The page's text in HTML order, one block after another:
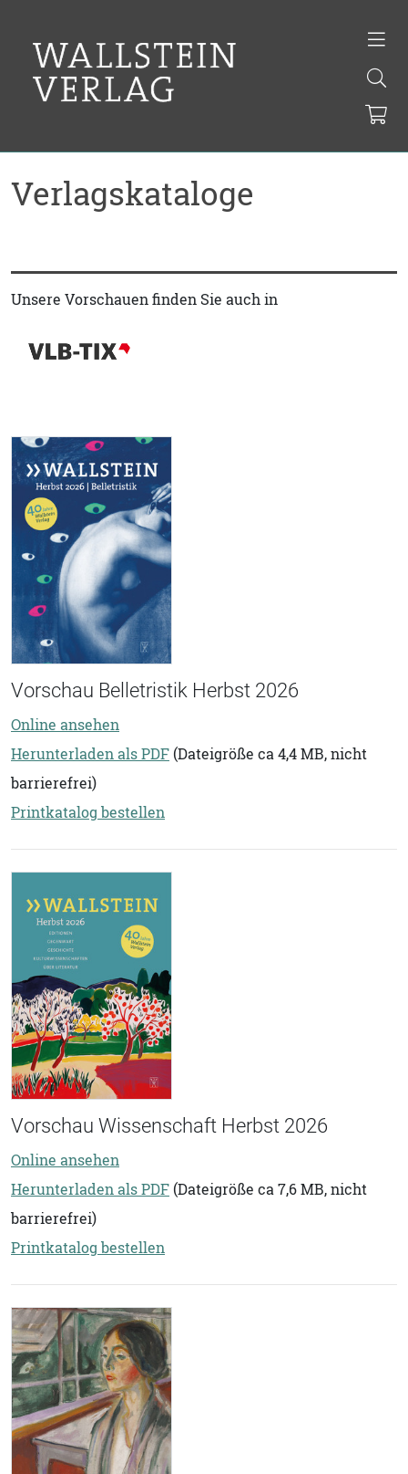
Verlagskataloge
Unsere Vorschauen finden Sie auch in
Vorschau Belletristik Herbst 2026
Online ansehen
Herunterladen als PDF (Dateigröße ca 4,4 MB, nicht
barrierefrei)
Printkatalog bestellen
Vorschau Wissenschaft Herbst 2026
Online ansehen
Herunterladen als PDF (Dateigröße ca 7,6 MB, nicht
barrierefrei)
Printkatalog bestellen